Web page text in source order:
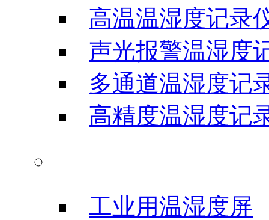
高温温湿度记录
声光报警温湿度
多通道温湿度记
高精度温湿度记
工业用温湿度屏